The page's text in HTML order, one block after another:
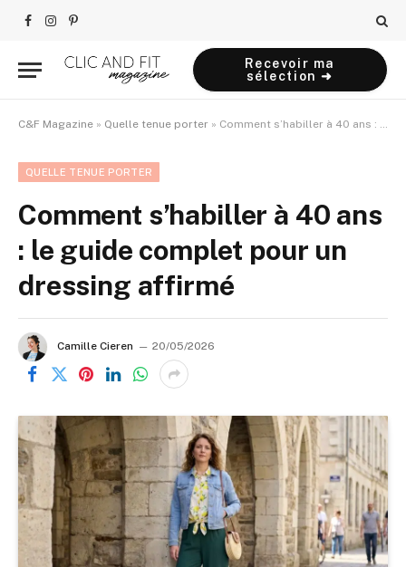
Facebook
Instagram
Pinterest
Recevoir ma
sélection ➜
C&F Magazine » Quelle tenue porter » Comment s’habiller à 40 ans : le guide complet pour un dressing affirmé
QUELLE TENUE PORTER
Comment s’habiller à 40 ans
: le guide complet pour un
dressing affirmé
Camille Cieren 20/05/2026